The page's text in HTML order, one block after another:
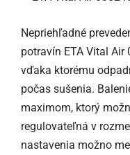
Nepriehľadné
potravín ETA Vital
vďaka ktorému
počas sušenia.
maximom, ktorý
regulovateľná v
nastavenia možno